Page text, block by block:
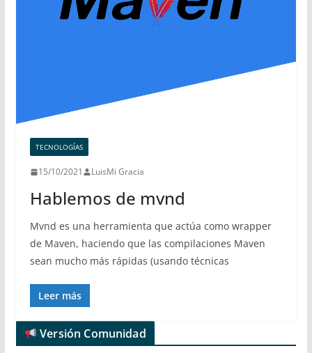
TECNOLOGÍAS
15/10/2021 LuisMi Gracia
Hablemos de mvnd
Mvnd es una herramienta que actúa como wrapper
de Maven, haciendo que las compilaciones Maven
sean mucho más rápidas (usando técnicas
Leer más
Versión Comunidad